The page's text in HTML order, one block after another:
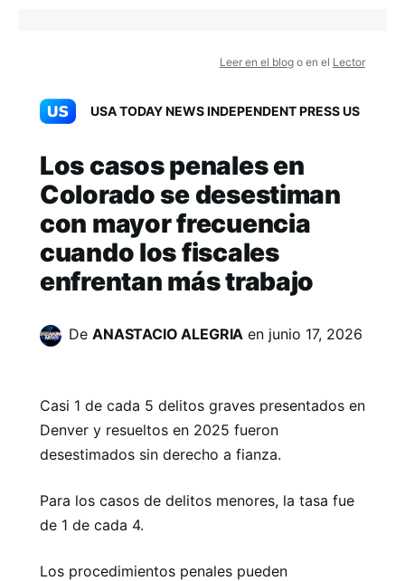
Leer en el blog o en el Lector
USA TODAY NEWS INDEPENDENT PRESS US
Los casos penales en
Colorado se desestiman
con mayor frecuencia
cuando los fiscales
enfrentan más trabajo
De ANASTACIO ALEGRIA en junio 17, 2026
Casi 1 de cada 5 delitos graves presentados en
Denver y resueltos en 2025 fueron
desestimados sin derecho a fianza.
Para los casos de delitos menores, la tasa fue
de 1 de cada 4.
Los procedimientos penales pueden